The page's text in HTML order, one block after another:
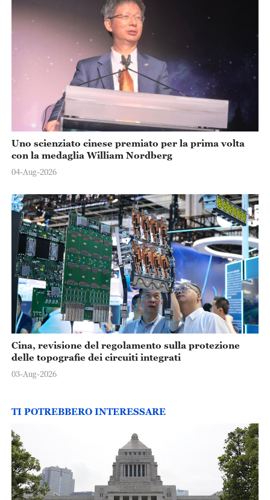
Uno scienziato cinese premiato per la prima volta
con la medaglia William Nordberg
04-Aug-2026
Cina, revisione del regolamento sulla protezione
delle topografie dei circuiti integrati
03-Aug-2026
TI POTREBBERO INTERESSARE